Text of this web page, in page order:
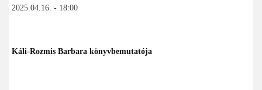
2025.04.16. - 18:00
Káli-Rozmis Barbara könyvbemutatója